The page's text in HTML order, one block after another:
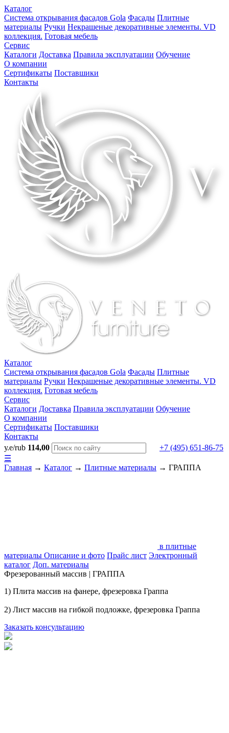
Каталог
Система открывания фасадов Gola Фасады Плитные
материалы Ручки Некрашеные декоративные элементы. VD
коллекция. Готовая мебель
Сервис
Каталоги Доставка Правила эксплуатации Обучение
О компании
Сертификаты Поставшики
Контакты
Каталог
Система открывания фасадов Gola Фасады Плитные
материалы Ручки Некрашеные декоративные элементы. VD
коллекция. Готовая мебель
Сервис
Каталоги Доставка Правила эксплуатации Обучение
О компании
Сертификаты Поставшики
Контакты
у.е/rub 114,00
+7 (495) 651-86-75
☰
Главная → Каталог → Плитные материалы → ГРАППА
в плитные
материалы Описание и фото Прайс лист Электронный
каталог Доп. материалы
Фрезерованный массив | ГРАППА
1) Плита массив на фанере, фрезеровка Граппа
2) Лист массив на гибкой подложке, фрезеровка Граппа
Заказать консультацию